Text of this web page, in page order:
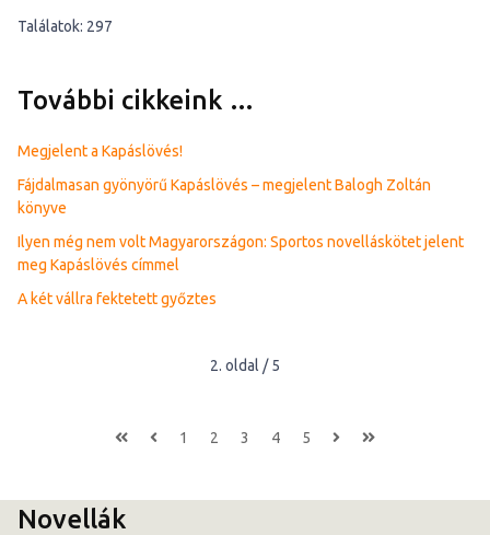
Találatok: 297
További cikkeink …
Megjelent a Kapáslövés!
Fájdalmasan gyönyörű Kapáslövés – megjelent Balogh Zoltán
könyve
Ilyen még nem volt Magyarországon: Sportos novelláskötet jelent
meg Kapáslövés címmel
A két vállra fektetett győztes
2. oldal / 5
1 2 3 4 5
Novellák